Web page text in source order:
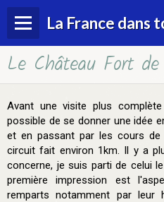
La France dans
Accueil
Le Château Fort
Avant une visite plus
possible de se donner une idée
et en passant par les cours de
circuit fait environ 1km. Il y a
concerne, je suis parti de celui
première impression est
remparts notamment par leur